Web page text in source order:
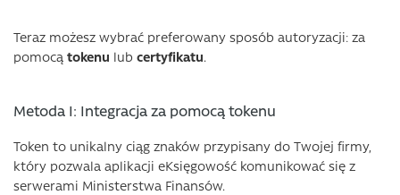
Teraz możesz wybrać preferowany sposób autoryzacji: za
pomocą tokenu lub certyfikatu.
Metoda I: Integracja za pomocą tokenu
Token to unikalny ciąg znaków przypisany do Twojej firmy,
który pozwala aplikacji eKsięgowość komunikować się z
serwerami Ministerstwa Finansów.